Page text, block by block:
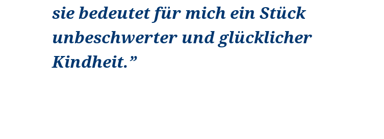
sie bedeutet für mich ein Stück
unbeschwerter und glücklicher
Kindheit.”